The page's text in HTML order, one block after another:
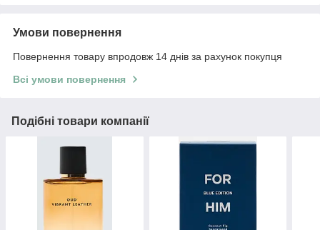
Умови повернення
Повернення товару впродовж 14 днів за рахунок покупця
Всі умови повернення
Подібні товари компанії